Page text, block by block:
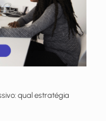
qual estratégia